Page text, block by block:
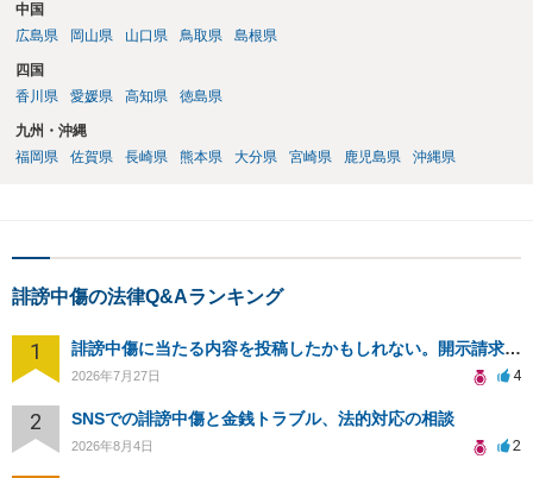
中国
広島県
岡山県 山口県 鳥取県 島根県
四国
香川県
愛媛県 高知県 徳島県
九州・沖縄
福岡県
佐賀県 長崎県 熊本県 大分県 宮崎県 鹿児島県 沖縄県
誹謗中傷の法律Q&Aランキング
1 誹謗中傷に当たる内容を投稿したかもしれない。開示請求や民事刑事裁判に発展しうるのか教えて欲しい。
2026年7月27日 4
2 SNSでの誹謗中傷と金銭トラブル、法的対応の相談
2026年8月4日 2